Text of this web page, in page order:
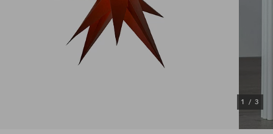
1 / 3